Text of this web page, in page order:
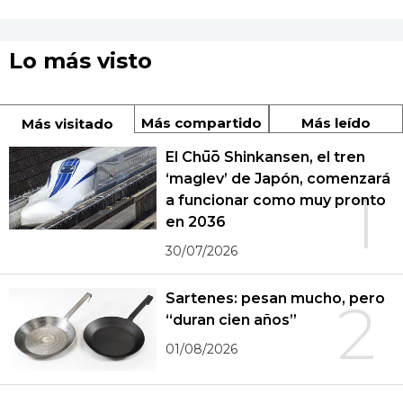
Lo más visto
Más visitado Más compartido Más leído
1
El Chūō Shinkansen, el tren
‘maglev’ de Japón, comenzará
a funcionar como muy pronto
en 2036
30/07/2026
2
Sartenes: pesan mucho, pero
“duran cien años”
01/08/2026